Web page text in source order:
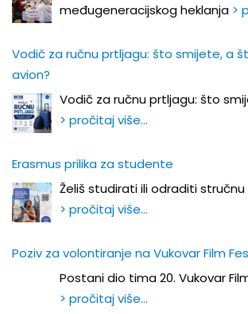
međugeneracijskog heklanja >
Vodič za ručnu prtljagu: što smijete, a
avion?
Vodič za ručnu prtljagu: što
> pročitaj više…
Erasmus prilika za studente
Želiš studirati ili odraditi stručnu
> pročitaj više…
Poziv za volontiranje na Vukovar Film
Postani dio tima 20. Vukovar
> pročitaj više…